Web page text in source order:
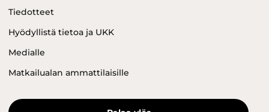
Tiedotteet
Hyödyllistä tietoa ja UKK
Medialle
Matkailualan ammattilaisille